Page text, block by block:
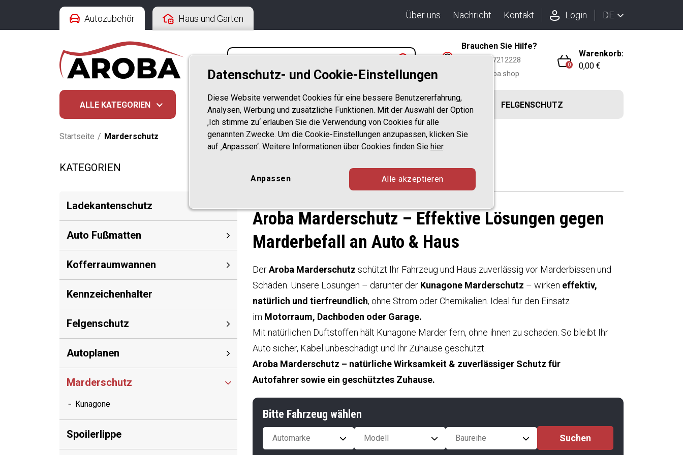
Autozubehör Haus und Garten Über uns Nachricht Kontakt Login DE
Brauchen Sie Hilfe?
+436 9917212228
info@aroba.shop
0
Warenkorb:
0,00 €
ALLE KATEGORIEN LADEKANTENSCHUTZ AUTO FUSSMATTEN KOFFERRAUMWANNEN FELGENSCHUTZ
Startseite / Marderschutz
KATEGORIEN
Ladekantenschutz
Auto Fußmatten
Kofferraumwannen
Kennzeichenhalter
Felgenschutz
Autoplanen
Marderschutz
Kunagone
Spoilerlippe
Marderschutz
Aroba Marderschutz – Effektive Lösungen gegen
Marderbefall an Auto & Haus
DerAroba Marderschutz schützt Ihr Fahrzeug und Haus zuverlässig vor Marderbissen und
Schäden. Unsere Lösungen – darunter der Kunagone Marderschutz – wirken effektiv,
natürlich und tierfreundlich, ohne Strom oder Chemikalien. Ideal für den Einsatz
im Motorraum, Dachboden oder Garage.
Mit natürlichen Duftstoffen hält Kunagone Marder fern, ohne ihnen zu schaden. So bleibt Ihr
Auto sicher, Kabel unbeschädigt und Ihr Zuhause geschützt.
Aroba Marderschutz – natürliche Wirksamkeit & zuverlässiger Schutz für
Autofahrer sowie ein geschütztes Zuhause.
Bitte Fahrzeug wählen
Automarke Modell Baureihe
Datenschutz- und Cookie-Einstellungen
Diese Website verwendet Cookies für eine bessere Benutzererfahrung,
Analysen, Werbung und zusätzliche Funktionen. Mit der Auswahl der Option
‚Ich stimme zu‘ erlauben Sie die Verwendung von Cookies für alle
genannten Zwecke. Um die Cookie-Einstellungen anzupassen, klicken Sie
auf ‚Anpassen‘. Weitere Informationen über Cookies finden Sie hier.
Anpassen Alle akzeptieren